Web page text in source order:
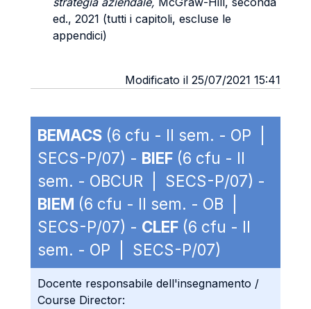
ed., 2021 (tutti i capitoli, escluse le
appendici)
Modificato il 25/07/2021 15:41
BEMACS (6 cfu - II sem. - OP |
SECS-P/07) - BIEF (6 cfu - II
sem. - OBCUR | SECS-P/07) -
BIEM (6 cfu - II sem. - OB |
SECS-P/07) - CLEF (6 cfu - II
sem. - OP | SECS-P/07)
Docente responsabile dell'insegnamento /
Course Director: